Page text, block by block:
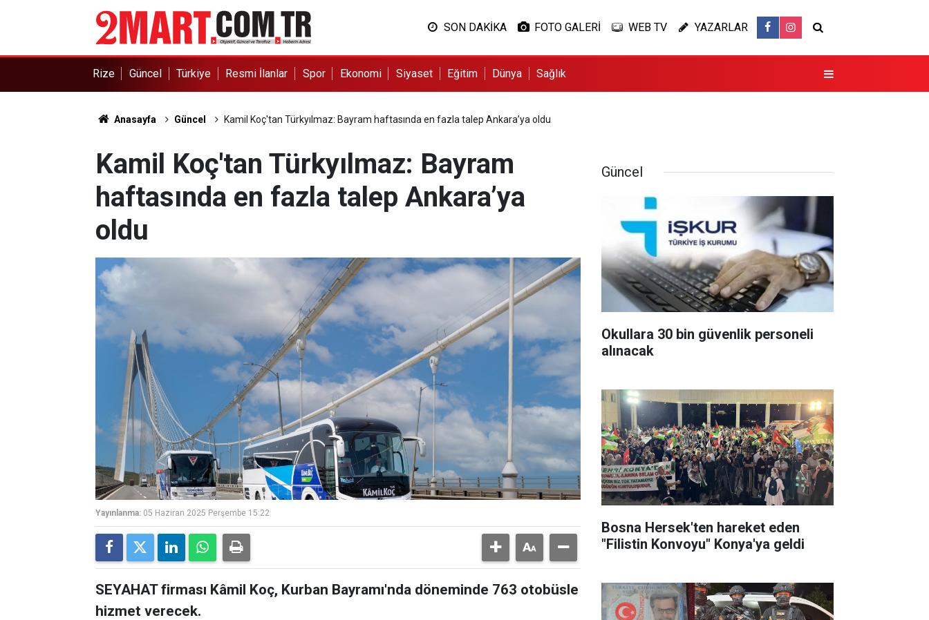
SON DAKİKA FOTO GALERİ WEB TV YAZARLAR
Rize Güncel Türkiye Resmi İlanlar Spor Ekonomi Siyaset Eğitim Dünya Sağlık
Anasayfa Güncel Kamil Koç'tan Türkyılmaz: Bayram haftasında en fazla talep Ankara’ya oldu
Kamil Koç'tan Türkyılmaz: Bayram
haftasında en fazla talep Ankara’ya
oldu
Yayınlanma: 05 Haziran 2025 Perşembe 15:22
SEYAHAT firması Kâmil Koç, Kurban Bayramı'nda döneminde 763 otobüsle
hizmet verecek.
Güncel
Okullara 30 bin güvenlik personeli
alınacak
Bosna Hersek'ten hareket eden
"Filistin Konvoyu" Konya'ya geldi